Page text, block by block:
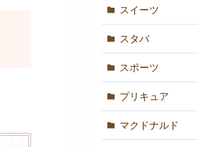
スイーツ
スタバ
スポーツ
プリキュア
マクドナルド